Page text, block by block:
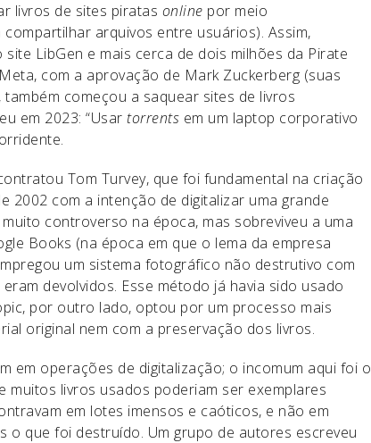
livros de sites piratas online por meio
arquivos entre usuários). Assim,
LibGen e mais cerca de dois milhões da Pirate
com a aprovação de Mark Zuckerberg (suas
começou a saquear sites de livros
em 2023: “Usar torrents em um laptop corporativo
Tom Turvey, que foi fundamental na criação
2002 com a intenção de digitalizar uma grande
controverso na época, mas sobreviveu a uma
Books (na época em que o lema da empresa
um sistema fotográfico não destrutivo com
devolvidos. Esse método já havia sido usado
por outro lado, optou por um processo mais
original nem com a preservação dos livros.
em operações de digitalização; o incomum aqui foi o
livros usados poderiam ser exemplares
em lotes imensos e caóticos, e não em
o que foi destruído. Um grupo de autores escreveu